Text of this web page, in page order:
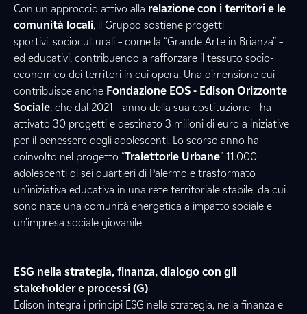
Con un approccio attivo alla relazione con i territori e le
comunità locali, il Gruppo sostiene progetti
sportivi, socioculturali – come la “Grande Arte in Brianza” –
ed educativi, contribuendo a rafforzare il tessuto socio-
economico dei territori in cui opera. Una dimensione cui
contribuisce anche Fondazione EOS - Edison Orizzonte
Sociale, che dal 2021 – anno della sua costituzione – ha
attivato 30 progetti e destinato 3 milioni di euro a iniziative
per il benessere degli adolescenti. Lo scorso anno ha
coinvolto nel progetto “Traiettorie Urbane” 11.000
adolescenti di sei quartieri di Palermo e trasformato
un’iniziativa educativa in una rete territoriale stabile, da cui
sono nate una comunità energetica a impatto sociale e
un’impresa sociale giovanile.
ESG nella strategia, finanza, dialogo con gli
stakeholder e processi (G)
Edison integra i principi ESG nella strategia, nella finanza e